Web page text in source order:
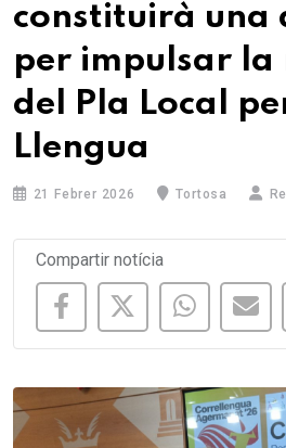
constituirà una
per impulsar la
del Pla Local
Llengua
21 Febrer 2026 Tortosa
Compartir notícia